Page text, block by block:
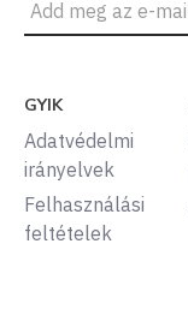
GYIK
Adatvédelmi
irányelvek
Felhasználási
feltételek